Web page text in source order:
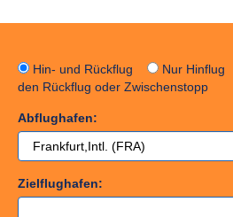
Hin- und Rückflug Nur Hinflug
den Rückflug oder Zwischenstopp
Abflughafen:
Zielflughafen: